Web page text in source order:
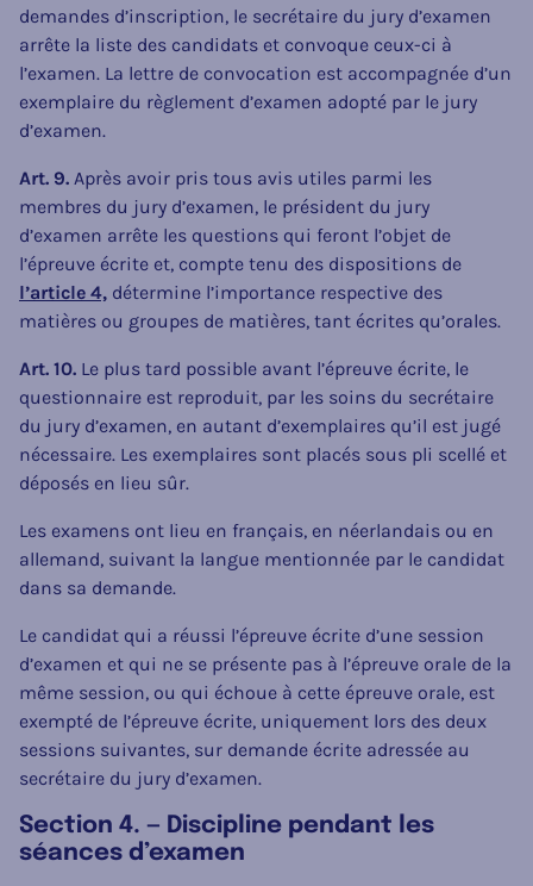
demandes d’inscription, le secrétaire du jury d’examen
arrête la liste des candidats et convoque ceux-ci à
l’examen. La lettre de convocation est accompagnée d’un
exemplaire du règlement d’examen adopté par le jury
d’examen.
Art. 9. Après avoir pris tous avis utiles parmi les
membres du jury d’examen, le président du jury
d’examen arrête les questions qui feront l’objet de
l’épreuve écrite et, compte tenu des dispositions de
l’article 4, détermine l’importance respective des
matières ou groupes de matières, tant écrites qu’orales.
Art. 10. Le plus tard possible avant l’épreuve écrite, le
questionnaire est reproduit, par les soins du secrétaire
du jury d’examen, en autant d’exemplaires qu’il est jugé
nécessaire. Les exemplaires sont placés sous pli scellé et
déposés en lieu sûr.
Les examens ont lieu en français, en néerlandais ou en
allemand, suivant la langue mentionnée par le candidat
dans sa demande.
Le candidat qui a réussi l’épreuve écrite d’une session
d’examen et qui ne se présente pas à l’épreuve orale de la
même session, ou qui échoue à cette épreuve orale, est
exempté de l’épreuve écrite, uniquement lors des deux
sessions suivantes, sur demande écrite adressée au
secrétaire du jury d’examen.
Section 4. — Discipline pendant les
séances d’examen